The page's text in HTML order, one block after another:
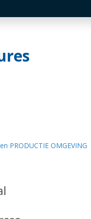
PRODUCTIE OMGEVING